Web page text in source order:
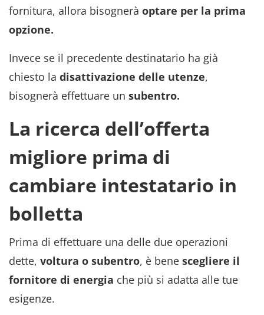
fornitura, allora bisognerà optare per la prima
opzione.
Invece se il precedente destinatario ha già
chiesto la disattivazione delle utenze,
bisognerà effettuare un subentro.
La ricerca dell’offerta
migliore prima di
cambiare intestatario in
bolletta
Prima di effettuare una delle due operazioni
dette, voltura o subentro, è bene scegliere il
fornitore di energia che più si adatta alle tue
esigenze.